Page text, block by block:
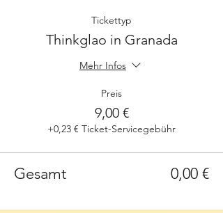
Tickettyp
Thinkglao in Granada
Mehr Infos
Preis
9,00 €
+0,23 € Ticket-Servicegebühr
Gesamt 0,00 €